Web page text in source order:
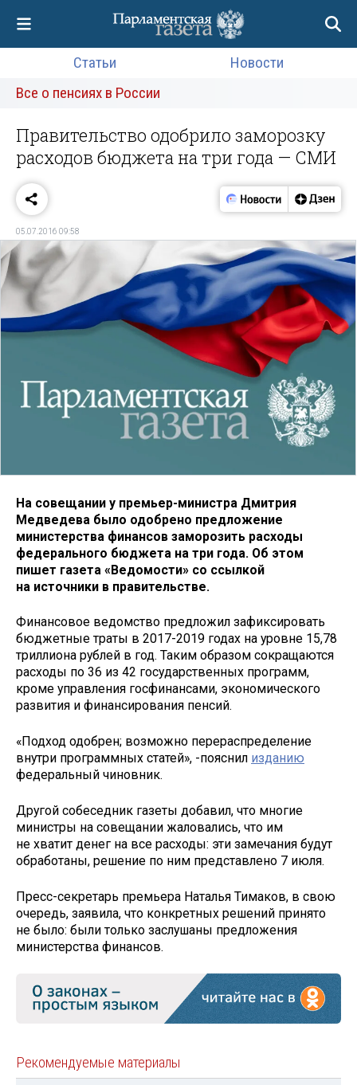
Статьи
Новости
Все о пенсиях в России
Правительство одобрило заморозку
расходов бюджета на три года — СМИ
05.07.2016 09:58
На совещании у премьер-министра Дмитрия
Медведева было одобрено предложение
министерства финансов заморозить расходы
федерального бюджета на три года. Об этом
пишет газета «Ведомости» со ссылкой
на источники в правительстве.
Финансовое ведомство предложил зафиксировать
бюджетные траты в 2017-2019 годах на уровне 15,78
триллиона рублей в год. Таким образом сокращаются
расходы по 36 из 42 государственных программ,
кроме управления госфинансами, экономического
развития и финансирования пенсий.
«Подход одобрен; возможно перераспределение
внутри программных статей», -пояснил изданию
федеральный чиновник.
Другой собеседник газеты добавил, что многие
министры на совещании жаловались, что им
не хватит денег на все расходы: эти замечания будут
обработаны, решение по ним представлено 7 июля.
Пресс-секретарь премьера Наталья Тимаков, в свою
очередь, заявила, что конкретных решений принято
не было: были только заслушаны предложения
министерства финансов.
Рекомендуемые материалы